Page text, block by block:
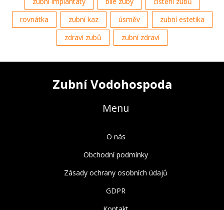
rovnátka
zubní kaz úsměv
zubní estetika
zdraví zubů
zubní zdraví
Zubní Vodohospoda
Menu
O nás
Obchodní podmínky
Zásady ochrany osobních údajů
GDPR